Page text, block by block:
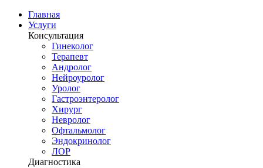
Главная
Услуги
Консультация
Гинеколог
Терапевт
Андролог
Нейроуролог
Уролог
Гастроэнтеролог
Хирург
Невролог
Офтальмолог
Эндокринолог
ЛОР
Диагностика